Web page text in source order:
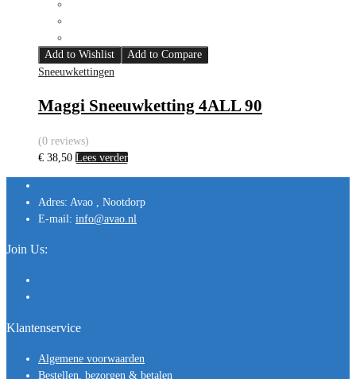
Add to Wishlist
Add to Compare
Sneeuwkettingen
Maggi Sneeuwketting 4ALL 90
(0 reviews)
€ 38,50 Lees verder
Adres: Avao , Nootdorp
E-mail: info@avao.nl
Join Us:
Klantenservice
Algemene voorwaarden
Bestellen, bezorgen & betalen